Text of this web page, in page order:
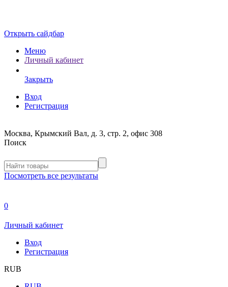
Открыть сайдбар
Меню
Личный кабинет
Закрыть
Вход
Регистрация
Москва, Крымский Вал, д. 3, стр. 2, офис 308
Поиск
Посмотреть все результаты
0
Личный кабинет
Вход
Регистрация
RUB